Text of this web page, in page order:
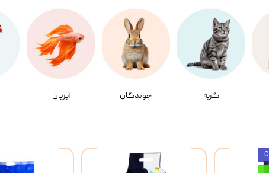
گربه جوندگان آبزیان